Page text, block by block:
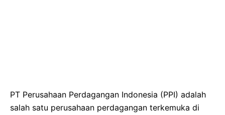
PT Perusahaan Perdagangan Indonesia (PPI) adalah
salah satu perusahaan perdagangan terkemuka di